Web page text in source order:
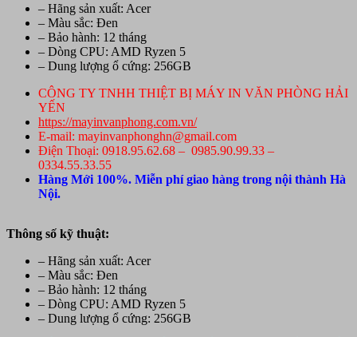
– Hãng sản xuất: Acer
– Màu sắc: Đen
– Bảo hành: 12 tháng
– Dòng CPU: AMD Ryzen 5
– Dung lượng ổ cứng: 256GB
CÔNG TY TNHH THIỆT BỊ MÁY IN VĂN PHÒNG HẢI
YẾN
https://mayinvanphong.com.vn/
E-mail: mayinvanphonghn@gmail.com
Điện Thoại: 0918.95.62.68 – 0985.90.99.33 –
0334.55.33.55
Hàng Mới 100%. Miễn phí giao hàng trong nội thành Hà
Nội.
Thông số kỹ thuật:
– Hãng sản xuất: Acer
– Màu sắc: Đen
– Bảo hành: 12 tháng
– Dòng CPU: AMD Ryzen 5
– Dung lượng ổ cứng: 256GB